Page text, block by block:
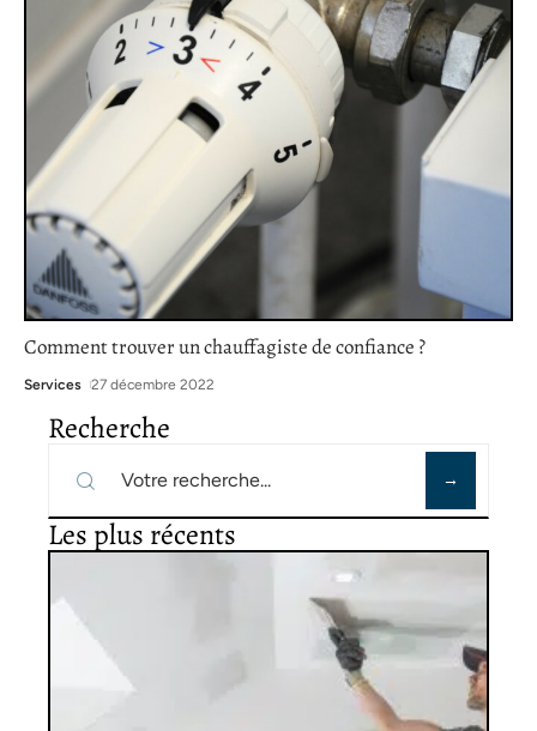
Comment trouver un chauffagiste de confiance ?
Services 27 décembre 2022
Recherche
Les plus récents